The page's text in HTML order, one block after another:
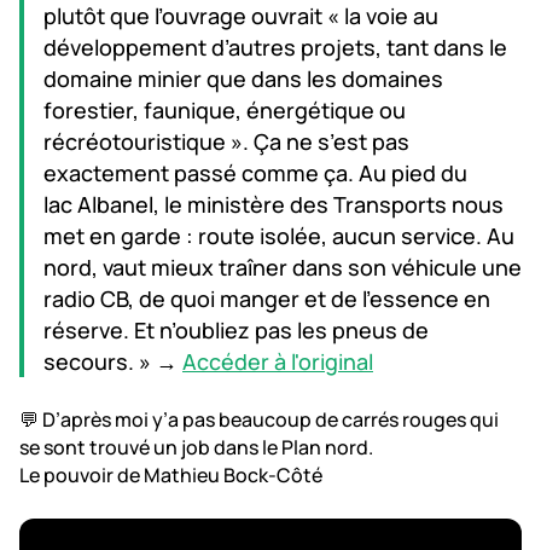
plutôt que l’ouvrage ouvrait « la voie au
développement d’autres projets, tant dans le
domaine minier que dans les domaines
forestier, faunique, énergétique ou
récréotouristique ». Ça ne s’est pas
exactement passé comme ça. Au pied du
lac Albanel, le ministère des Transports nous
met en garde : route isolée, aucun service. Au
nord, vaut mieux traîner dans son véhicule une
radio CB, de quoi manger et de l’essence en
réserve. Et n’oubliez pas les pneus de
secours. » → Accéder à l'original
💬 D’après moi y’a pas beaucoup de carrés rouges qui
se sont trouvé un job dans le Plan nord.
Le pouvoir de Mathieu Bock-Côté